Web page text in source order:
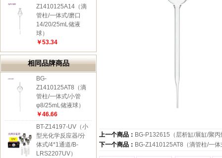
Z1410125A14（滴
管柱/一体式/磨口
14/20/25mL储液
球）
￥53.34
相同品牌商品
BG-
Z1410125AT8（滴
管柱/一体式/小管
φ8/25mL储液球）
￥46.66
BT-Z14197-UV（小
型光化学反应器/分
体式/4*1通道/B-
LRS2207UV）
上一个商品： BG-P132615（层析缸/展缸/聚
下一个商品： BG-Z1410125AT8（滴管柱/一